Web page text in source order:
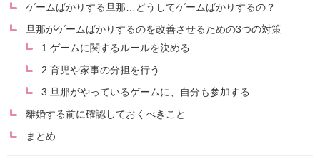
ゲームばかりする旦那…どうしてゲームばかりするの？
旦那がゲームばかりするのを改善させるための3つの対策
1.ゲームに関するルールを決める
2.育児や家事の分担を行う
3.旦那がやっているゲームに、自分も参加する
離婚する前に確認しておくべきこと
まとめ